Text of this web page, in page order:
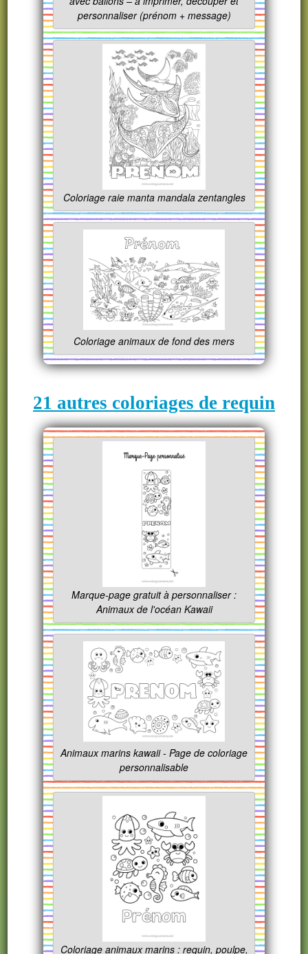
personnaliser (prénom + message)
Coloriage raie manta mandala zentangles
Coloriage animaux de fond des mers
21 autres coloriages de requin
Marque-page gratuit à personnaliser :
Animaux de l'océan Kawaii
Animaux marins kawaii - Page de coloriage
personnalisable
Coloriage animaux marins : requin, poulpe,